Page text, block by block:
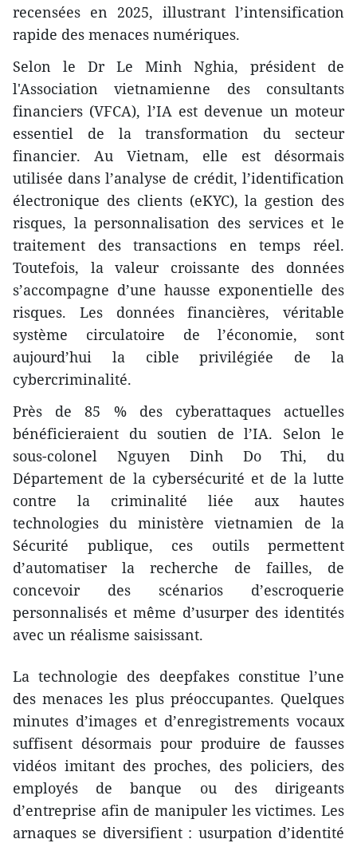
recensées en 2025, illustrant l’intensification
rapide des menaces numériques.
Selon le Dr Le Minh Nghia, président de
l'Association vietnamienne des consultants
financiers (VFCA), l’IA est devenue un moteur
essentiel de la transformation du secteur
financier. Au Vietnam, elle est désormais
utilisée dans l’analyse de crédit, l’identification
électronique des clients (eKYC), la gestion des
risques, la personnalisation des services et le
traitement des transactions en temps réel.
Toutefois, la valeur croissante des données
s’accompagne d’une hausse exponentielle des
risques. Les données financières, véritable
système circulatoire de l’économie, sont
aujourd’hui la cible privilégiée de la
cybercriminalité.
Près de 85 % des cyberattaques actuelles
bénéficieraient du soutien de l’IA. Selon le
sous-colonel Nguyen Dinh Do Thi, du
Département de la cybersécurité et de la lutte
contre la criminalité liée aux hautes
technologies du ministère vietnamien de la
Sécurité publique, ces outils permettent
d’automatiser la recherche de failles, de
concevoir des scénarios d’escroquerie
personnalisés et même d’usurper des identités
avec un réalisme saisissant.
La technologie des deepfakes constitue l’une
des menaces les plus préoccupantes. Quelques
minutes d’images et d’enregistrements vocaux
suffisent désormais pour produire de fausses
vidéos imitant des proches, des policiers, des
employés de banque ou des dirigeants
d’entreprise afin de manipuler les victimes. Les
arnaques se diversifient : usurpation d’identité